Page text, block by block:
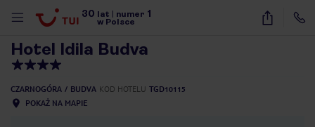
30 lat numer 1
w Polsce
60
Hotel Idila Budva
CZARNOGÓRA BUDVA KOD HOTELU TGD10115
POKAŻ NA MAPIE